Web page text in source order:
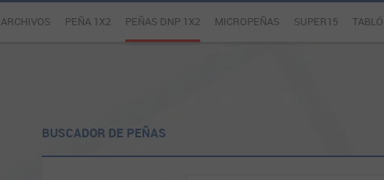
ARCHIVOS PEÑA 1X2 PEÑAS DNP 1X2 MICROPEÑAS SUPER15
BUSCADOR DE PEÑAS